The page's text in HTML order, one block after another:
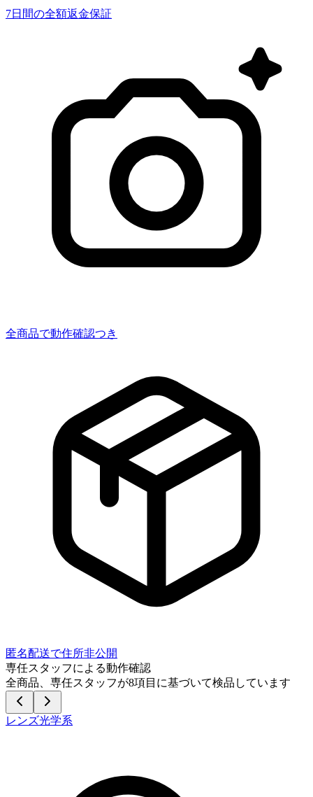
7日間の全額返金保証
全商品で動作確認つき
匿名配送で住所非公開
専任スタッフによる動作確認
全商品、専任スタッフが8項目に基づいて検品しています
レンズ光学系